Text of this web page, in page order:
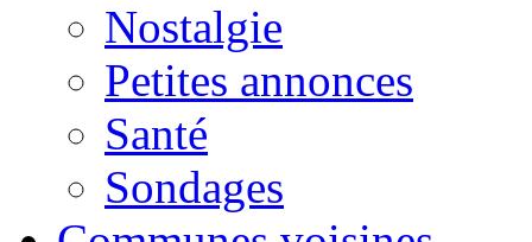
Nostalgie
Petites annonces
Santé
Sondages